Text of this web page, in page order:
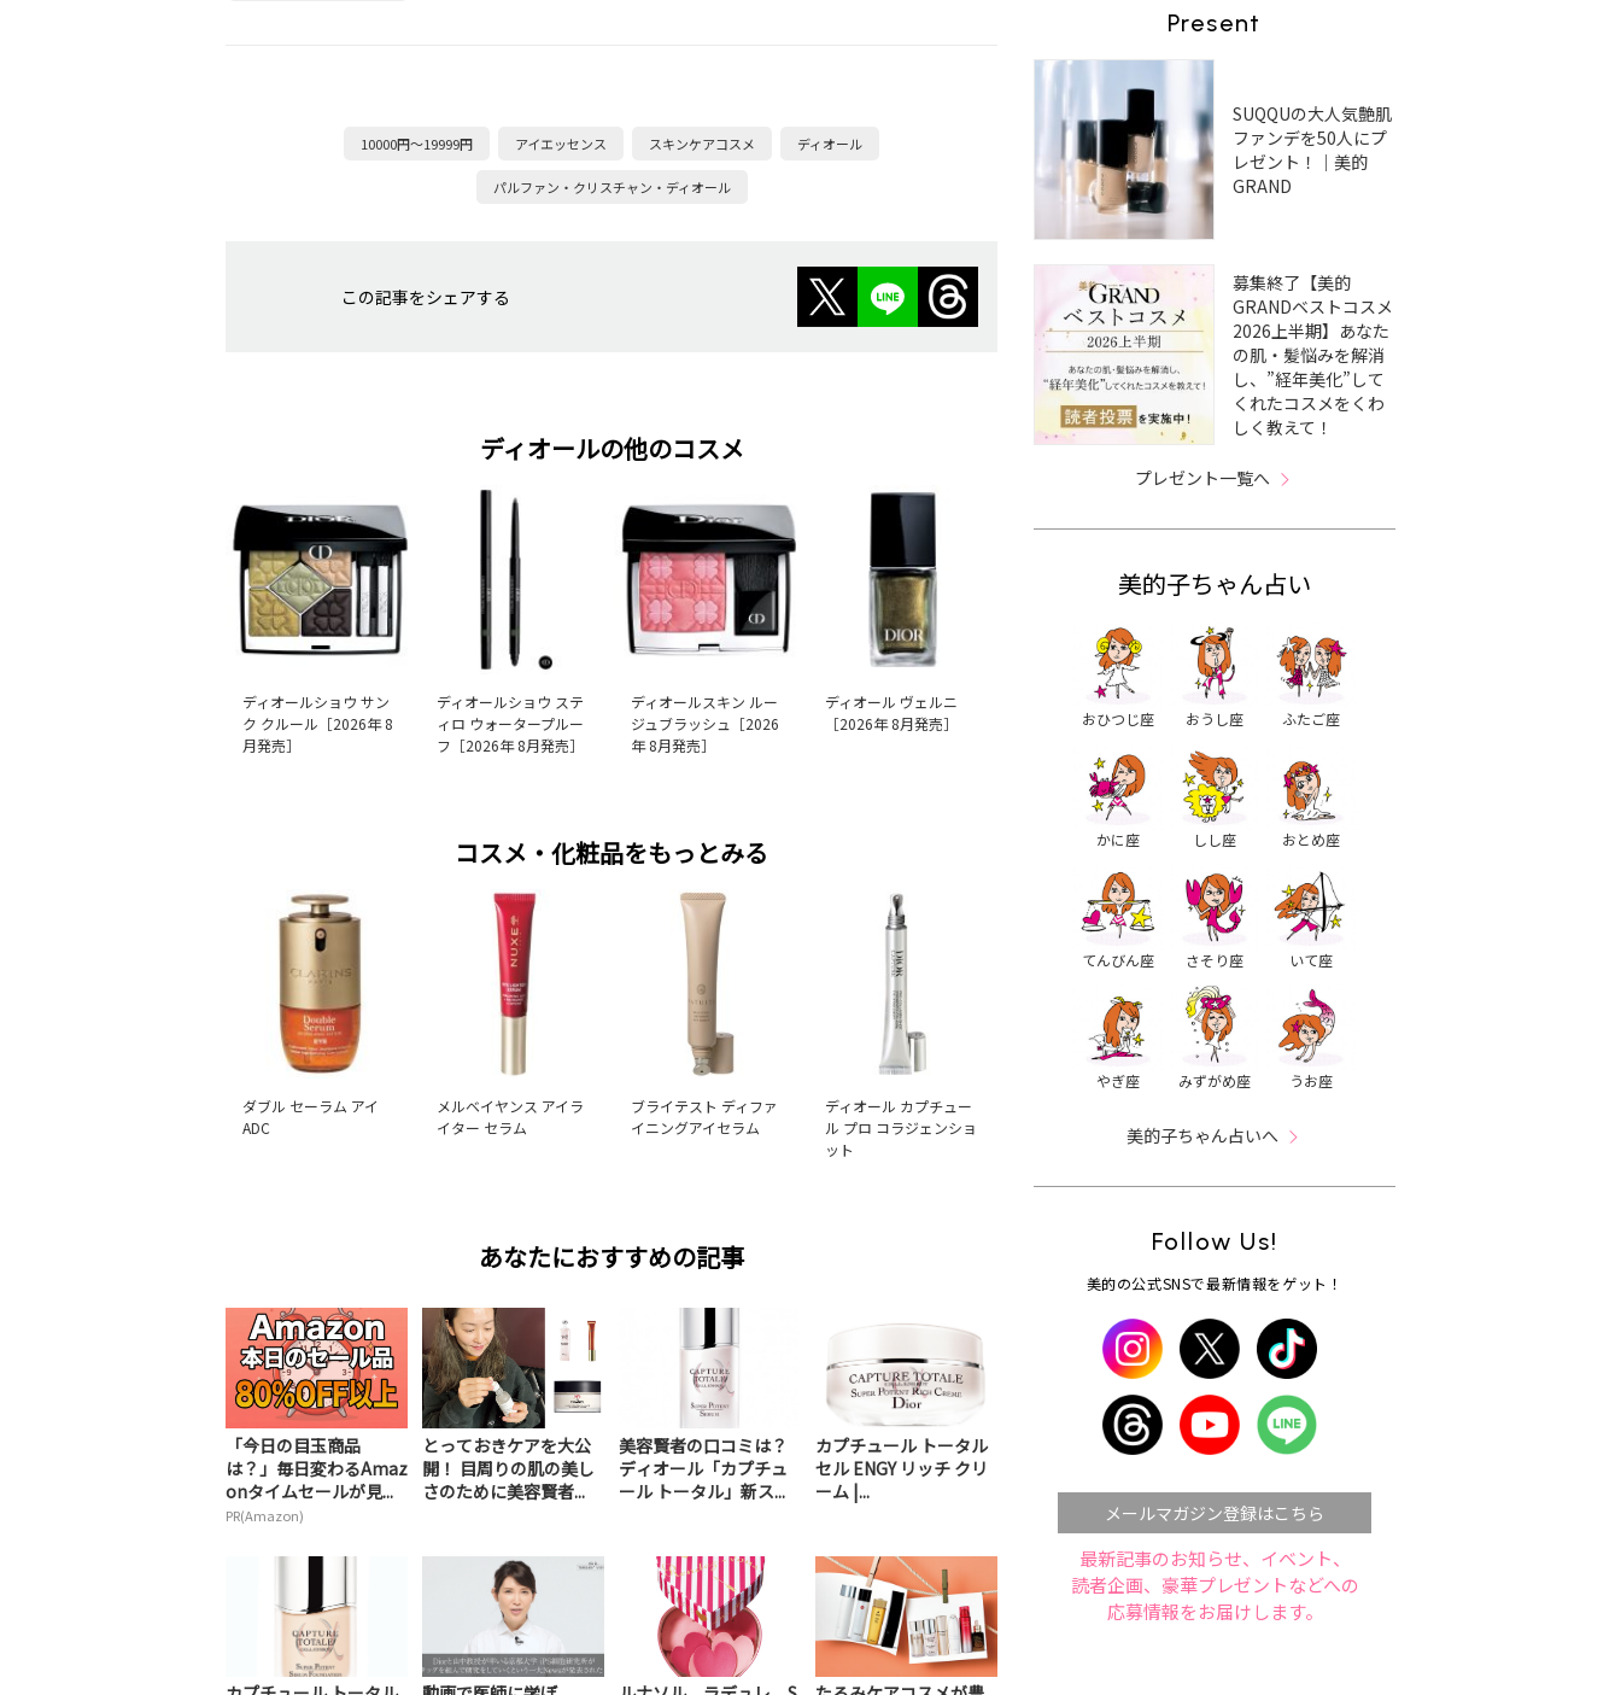
10000円～19999円 アイエッセンス スキンケアコスメ ディオール
パルファン・クリスチャン・ディオール
この記事をシェアする
ディオールの他のコスメ
ディオールショウ サン
ク クルール［2026年 8
月発売］
ディオールショウ ステ
ィロ ウォータープルー
フ［2026年 8月発売］
ディオールスキン ルー
ジュブラッシュ［2026
年 8月発売］
ディオール ヴェルニ
［2026年 8月発売］
コスメ・化粧品をもっとみる
ダブル セーラム アイ
ADC
メルベイヤンス アイラ
イター セラム
ブライテスト ディファ
イニングアイセラム
ディオール カプチュー
ル プロ コラジェンショ
ット
あなたにおすすめの記事
「今日の目玉商品
は？」毎日変わるAmaz
onタイムセールが見...
PR(Amazon)
とっておきケアを大公
開！ 目周りの肌の美し
さのために美容賢者...
美容賢者の口コミは？
ディオール「カプチュ
ール トータル」新ス...
カプチュール トータル
セル ENGY リッチ クリ
ーム |...
Present
SUQQUの大人気艶肌
ファンデを50人にプ
レゼント！｜美的
GRAND
募集終了【美的
GRANDベストコスメ
2026上半期】あなた
の肌・髪悩みを解消
し、”経年美化”して
くれたコスメをくわ
しく教えて！
プレゼント一覧へ
美的子ちゃん占い
おひつじ座 おうし座 ふたご座
かに座 しし座 おとめ座
てんびん座 さそり座 いて座
やぎ座 みずがめ座 うお座
美的子ちゃん占いへ
Follow Us!
美的の公式SNSで最新情報をゲット！
メールマガジン登録はこちら
最新記事のお知らせ、イベント、
読者企画、豪華プレゼントなどへの
応募情報をお届けします。